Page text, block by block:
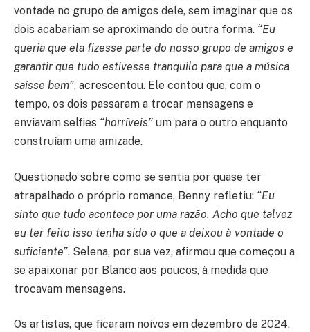
vontade no grupo de amigos dele, sem imaginar que os
dois acabariam se aproximando de outra forma. “Eu
queria que ela fizesse parte do nosso grupo de amigos e
garantir que tudo estivesse tranquilo para que a música
saísse bem”, acrescentou. Ele contou que, com o
tempo, os dois passaram a trocar mensagens e
enviavam selfies “horríveis” um para o outro enquanto
construíam uma amizade.
Questionado sobre como se sentia por quase ter
atrapalhado o próprio romance, Benny refletiu: “Eu
sinto que tudo acontece por uma razão. Acho que talvez
eu ter feito isso tenha sido o que a deixou à vontade o
suficiente”. Selena, por sua vez, afirmou que começou a
se apaixonar por Blanco aos poucos, à medida que
trocavam mensagens.
Os artistas, que ficaram noivos em dezembro de 2024,